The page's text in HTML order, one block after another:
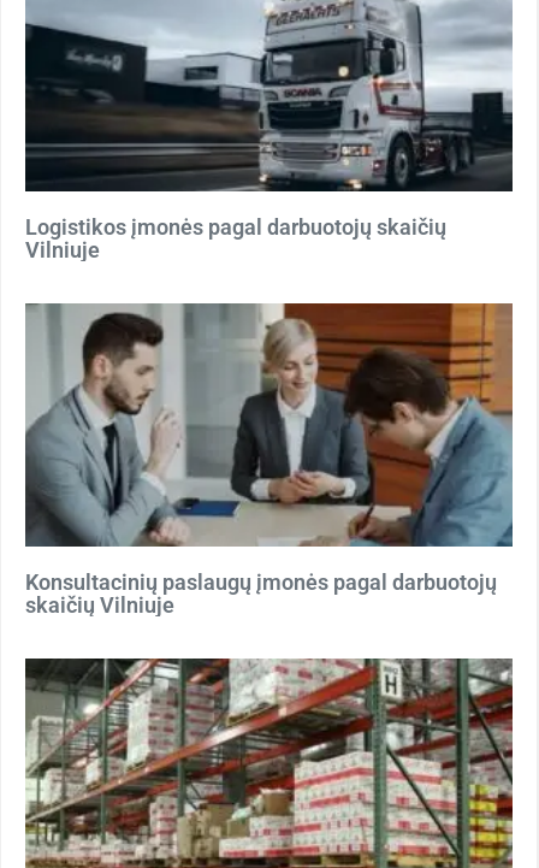
Logistikos įmonės pagal darbuotojų skaičių
Vilniuje
Konsultacinių paslaugų įmonės pagal darbuotojų
skaičių Vilniuje